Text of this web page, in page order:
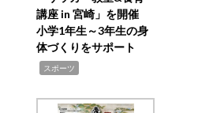
講座 in 宮崎」を開催
小学1年生～3年生の身
体づくりをサポート
スポーツ